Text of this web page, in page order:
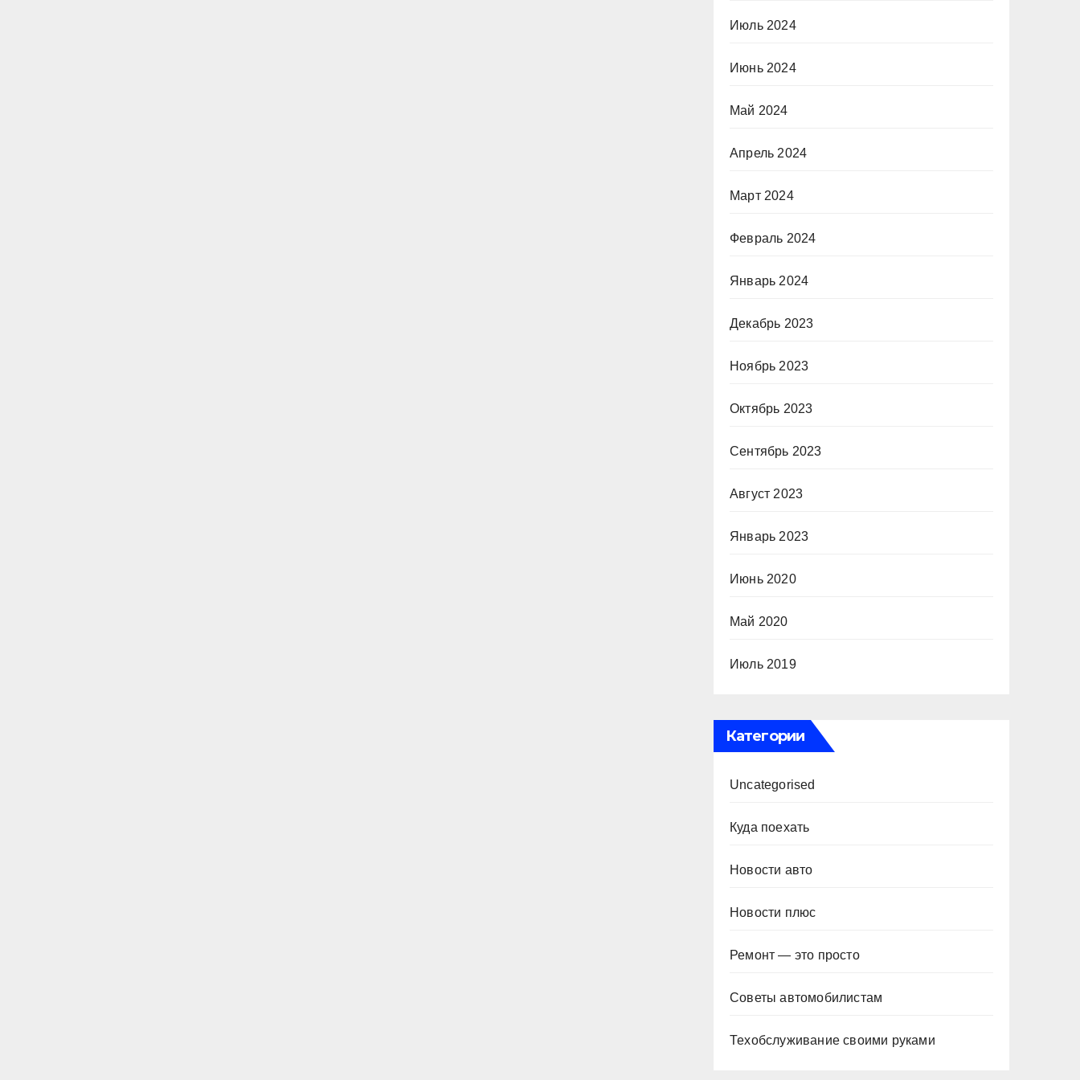
Июль 2024
Июнь 2024
Май 2024
Апрель 2024
Март 2024
Февраль 2024
Январь 2024
Декабрь 2023
Ноябрь 2023
Октябрь 2023
Сентябрь 2023
Август 2023
Январь 2023
Июнь 2020
Май 2020
Июль 2019
Категории
Uncategorised
Куда поехать
Новости авто
Новости плюс
Ремонт — это просто
Советы автомобилистам
Техобслуживание своими руками